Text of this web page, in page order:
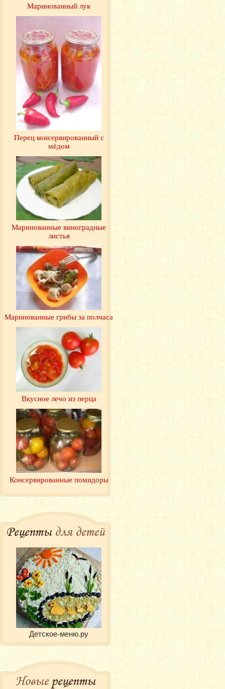
Маринованный лук
Перец консервированный с
мёдом
Маринованные виноградные
листья
Маринованные грибы за полчаса
Вкусное лечо из перца
Консервированные помидоры
Рецепты для детей
Детское-меню.ру
Новыерецепты